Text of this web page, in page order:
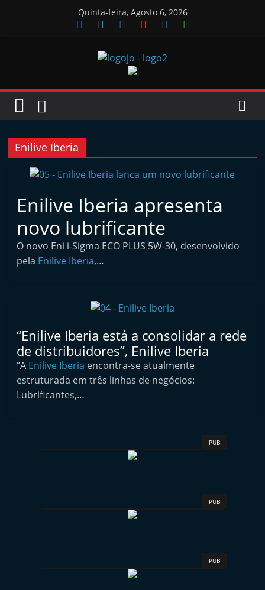
Quinta-feira, Agosto 6, 2026
Jornal
J
r
n
d
p
e
n
Enilive Iberia
Enilive Iberia apresenta
novo lubrificante
O novo Eni i-Sigma ECO PLUS 5W-30, desenvolvido
pela Enilive Iberia,…
“Enilive Iberia está a consolidar a rede
de distribuidores”, Enilive Iberia
“A Enilive Iberia encontra-se atualmente
estruturada em três linhas de negócios:
Lubrificantes,…
PUB
PUB
PUB